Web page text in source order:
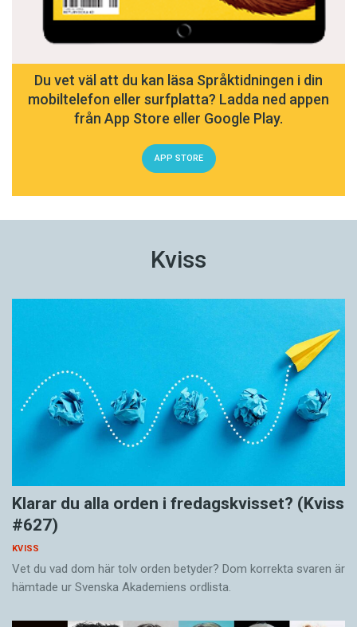
Du vet väl att du kan läsa Språktidningen i din
mobiltelefon eller surfplatta? Ladda ned appen
från App Store eller Google Play.
APP STORE
Kviss
Klarar du alla orden i fredagskvisset? (Kviss
#627)
KVISS
Vet du vad dom här tolv orden betyder? Dom korrekta svaren är
hämtade ur Svenska Akademiens ordlista.